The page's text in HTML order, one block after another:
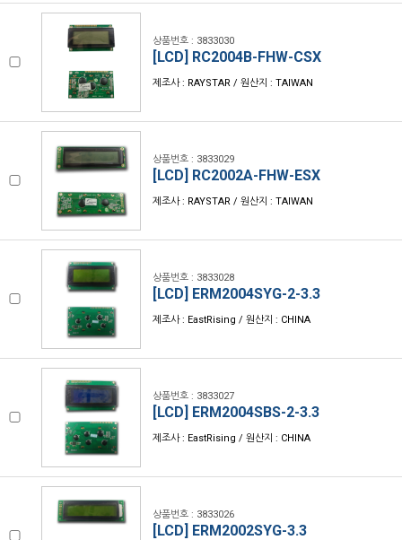
상품번호 : 3833030
[LCD] RC2004B-FHW-CSX
제조사 : RAYSTAR / 원산지 : TAIWAN
상품번호 : 3833029
[LCD] RC2002A-FHW-ESX
제조사 : RAYSTAR / 원산지 : TAIWAN
상품번호 : 3833028
[LCD] ERM2004SYG-2-3.3
제조사 : EastRising / 원산지 : CHINA
상품번호 : 3833027
[LCD] ERM2004SBS-2-3.3
제조사 : EastRising / 원산지 : CHINA
상품번호 : 3833026
[LCD] ERM2002SYG-3.3